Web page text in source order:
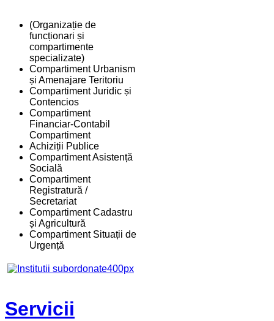
(Organizație de
funcționari și
compartimente
specializate)
Compartiment Urbanism
și Amenajare Teritoriu
Compartiment Juridic și
Contencios
Compartiment
Financiar-Contabil
Compartiment
Achiziții Publice
Compartiment Asistență
Socială
Compartiment
Registratură /
Secretariat
Compartiment Cadastru
și Agricultură
Compartiment Situații de
Urgență
Servicii